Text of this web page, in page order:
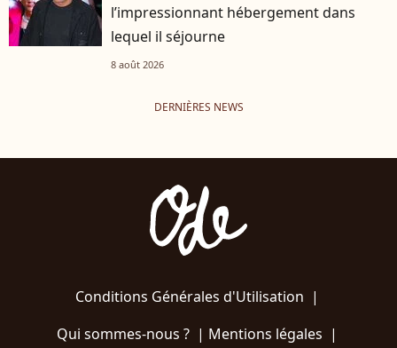
l’impressionnant hébergement dans
lequel il séjourne
8 août 2026
DERNIÈRES NEWS
Conditions Générales d'Utilisation |
Qui sommes-nous ?| Mentions légales |